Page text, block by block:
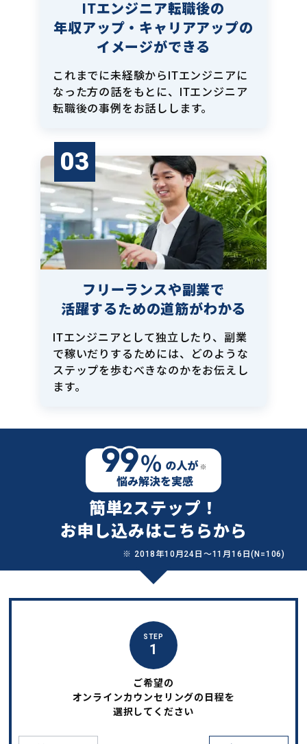
ITエンジニア転職後の
年収アップ・キャリアアップの
イメージができる
これまでに未経験からITエンジニアに
なった方の話をもとに、ITエンジニア
転職後の事例をお話しします。
03
フリーランスや副業で
活躍するための道筋がわかる
ITエンジニアとして独立したり、副業
で稼いだりするためには、どのような
ステップを歩むべきなのかをお伝えし
ます。
簡単2ステップ！
お申し込みはこちらから
※ 2018年10月24日〜11月16日(N=106)
STEP
1
ご希望の
オンラインカウンセリングの日程を
選択してください